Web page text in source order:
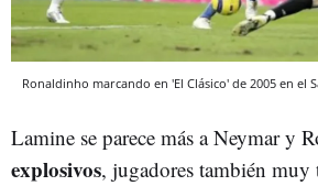
Ronaldinho marcando en 'El Clásico' de 2005 en el
Lamine se parece más a Neymar y
explosivos, jugadores también muy